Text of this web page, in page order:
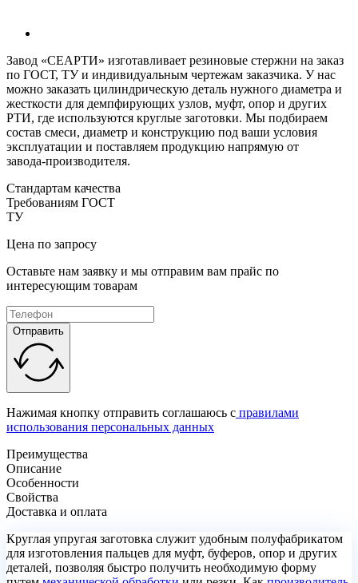
Завод «СЕАРТИ» изготавливает резиновые стержни на заказ
по ГОСТ, ТУ и индивидуальным чертежам заказчика. У нас
можно заказать цилиндрическую деталь нужного диаметра и
жесткости для демпфирующих узлов, муфт, опор и других
РТИ, где используются круглые заготовки. Мы подбираем
состав смеси, диаметр и конструкцию под ваши условия
эксплуатации и поставляем продукцию напрямую от
завода‑производителя.
Стандартам качества
Требованиям ГОСТ
ТУ
Цена по запросу
Оставьте нам заявку и мы отправим вам прайс по
интересующим товарам
Отправить
Нажимая кнопку отправить соглашаюсь с правилами
использования персональных данных
Преимущества
Описание
Особенности
Свойства
Доставка и оплата
Круглая упругая заготовка служит удобным полуфабрикатом
для изготовления пальцев для муфт, буферов, опор и других
деталей, позволяя быстро получить необходимую форму